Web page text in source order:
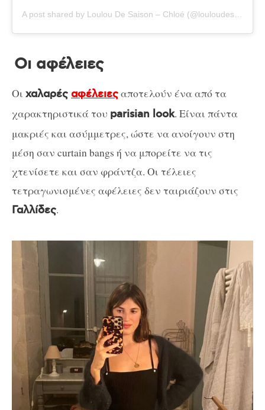
Οι αφέλειες
Οι χαλαρές αφέλειεςαποτελούν ένα από τα
χαρακτηριστικά του parisian look. Eίναι πάντα
μακριές και ασύμμετρες, ώστε να ανοίγουν στη
μέση σαν curtain bangs ή να μπορείτε να τις
χτενίσετε και σαν φράντζα. Οι τέλειες
τετραγωνισμένες αφέλειες δεν ταιριάζουν στις
Γαλλίδες.